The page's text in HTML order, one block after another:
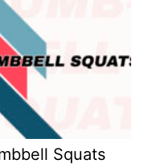
Squats